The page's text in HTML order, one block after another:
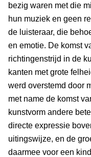
bezig waren met die
hun muziek en geen
de luisteraar, die
en emotie. De komst
richtingenstrijd in de
kanten met grote
werd overstemd door
met name de komst
kunstvorm andere
directe expressie
uitingswijze, en de
daarmee voor een